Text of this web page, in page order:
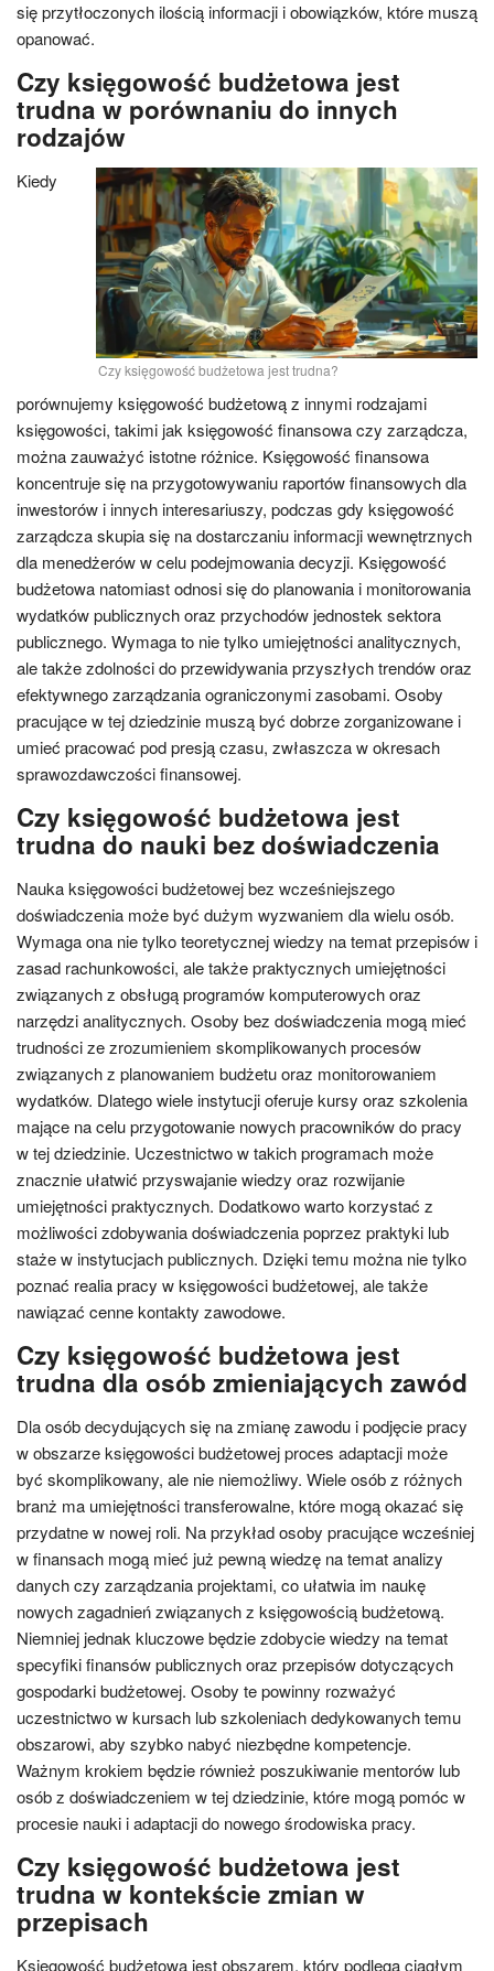
się przytłoczonych ilością informacji i obowiązków, które muszą
opanować.
Czy księgowość budżetowa jest
trudna w porównaniu do innych
rodzajów
Czy księgowość budżetowa jest trudna?
Kiedy
porównujemy księgowość budżetową z innymi rodzajami
księgowości, takimi jak księgowość finansowa czy zarządcza,
można zauważyć istotne różnice. Księgowość finansowa
koncentruje się na przygotowywaniu raportów finansowych dla
inwestorów i innych interesariuszy, podczas gdy księgowość
zarządcza skupia się na dostarczaniu informacji wewnętrznych
dla menedżerów w celu podejmowania decyzji. Księgowość
budżetowa natomiast odnosi się do planowania i monitorowania
wydatków publicznych oraz przychodów jednostek sektora
publicznego. Wymaga to nie tylko umiejętności analitycznych,
ale także zdolności do przewidywania przyszłych trendów oraz
efektywnego zarządzania ograniczonymi zasobami. Osoby
pracujące w tej dziedzinie muszą być dobrze zorganizowane i
umieć pracować pod presją czasu, zwłaszcza w okresach
sprawozdawczości finansowej.
Czy księgowość budżetowa jest
trudna do nauki bez doświadczenia
Nauka księgowości budżetowej bez wcześniejszego
doświadczenia może być dużym wyzwaniem dla wielu osób.
Wymaga ona nie tylko teoretycznej wiedzy na temat przepisów i
zasad rachunkowości, ale także praktycznych umiejętności
związanych z obsługą programów komputerowych oraz
narzędzi analitycznych. Osoby bez doświadczenia mogą mieć
trudności ze zrozumieniem skomplikowanych procesów
związanych z planowaniem budżetu oraz monitorowaniem
wydatków. Dlatego wiele instytucji oferuje kursy oraz szkolenia
mające na celu przygotowanie nowych pracowników do pracy
w tej dziedzinie. Uczestnictwo w takich programach może
znacznie ułatwić przyswajanie wiedzy oraz rozwijanie
umiejętności praktycznych. Dodatkowo warto korzystać z
możliwości zdobywania doświadczenia poprzez praktyki lub
staże w instytucjach publicznych. Dzięki temu można nie tylko
poznać realia pracy w księgowości budżetowej, ale także
nawiązać cenne kontakty zawodowe.
Czy księgowość budżetowa jest
trudna dla osób zmieniających zawód
Dla osób decydujących się na zmianę zawodu i podjęcie pracy
w obszarze księgowości budżetowej proces adaptacji może
być skomplikowany, ale nie niemożliwy. Wiele osób z różnych
branż ma umiejętności transferowalne, które mogą okazać się
przydatne w nowej roli. Na przykład osoby pracujące wcześniej
w finansach mogą mieć już pewną wiedzę na temat analizy
danych czy zarządzania projektami, co ułatwia im naukę
nowych zagadnień związanych z księgowością budżetową.
Niemniej jednak kluczowe będzie zdobycie wiedzy na temat
specyfiki finansów publicznych oraz przepisów dotyczących
gospodarki budżetowej. Osoby te powinny rozważyć
uczestnictwo w kursach lub szkoleniach dedykowanych temu
obszarowi, aby szybko nabyć niezbędne kompetencje.
Ważnym krokiem będzie również poszukiwanie mentorów lub
osób z doświadczeniem w tej dziedzinie, które mogą pomóc w
procesie nauki i adaptacji do nowego środowiska pracy.
Czy księgowość budżetowa jest
trudna w kontekście zmian w
przepisach
Księgowość budżetowa jest obszarem, który podlega ciągłym